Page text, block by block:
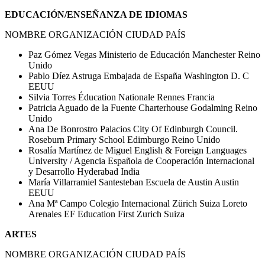
EDUCACIÓN/ENSEÑANZA DE IDIOMAS
NOMBRE ORGANIZACIÓN CIUDAD PAÍS
Paz Gómez Vegas Ministerio de Educación Manchester Reino
Unido
Pablo Díez Astruga Embajada de España Washington D. C
EEUU
Silvia Torres Éducation Nationale Rennes Francia
Patricia Aguado de la Fuente Charterhouse Godalming Reino
Unido
Ana De Bonrostro Palacios City Of Edinburgh Council.
Roseburn Primary School Edimburgo Reino Unido
Rosalía Martínez de Miguel English & Foreign Languages
University / Agencia Española de Cooperación Internacional
y Desarrollo Hyderabad India
María Villarramiel Santesteban Escuela de Austin Austin
EEUU
Ana Mª Campo Colegio Internacional Zürich Suiza Loreto
Arenales EF Education First Zurich Suiza
ARTES
NOMBRE ORGANIZACIÓN CIUDAD PAÍS